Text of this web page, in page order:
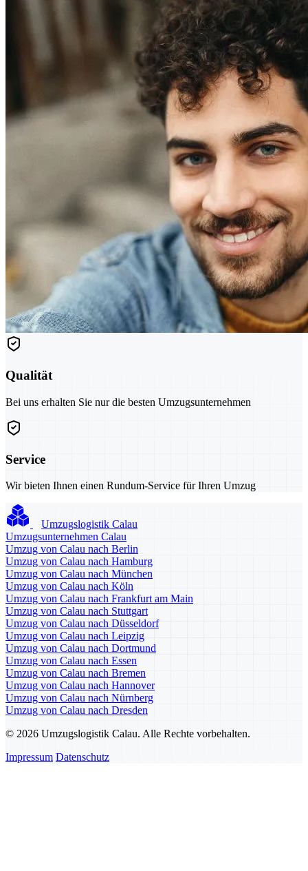
Qualität
Bei uns erhalten Sie nur die besten Umzugsunternehmen
Service
Wir bieten Ihnen einen Rundum-Service für Ihren Umzug
Umzugslogistik Calau
Umzugsunternehmen Calau
Umzug von Calau nach Berlin
Umzug von Calau nach Hamburg
Umzug von Calau nach München
Umzug von Calau nach Köln
Umzug von Calau nach Frankfurt am Main
Umzug von Calau nach Stuttgart
Umzug von Calau nach Düsseldorf
Umzug von Calau nach Leipzig
Umzug von Calau nach Dortmund
Umzug von Calau nach Essen
Umzug von Calau nach Bremen
Umzug von Calau nach Hannover
Umzug von Calau nach Nürnberg
Umzug von Calau nach Dresden
© 2026 Umzugslogistik Calau. Alle Rechte vorbehalten.
Impressum Datenschutz